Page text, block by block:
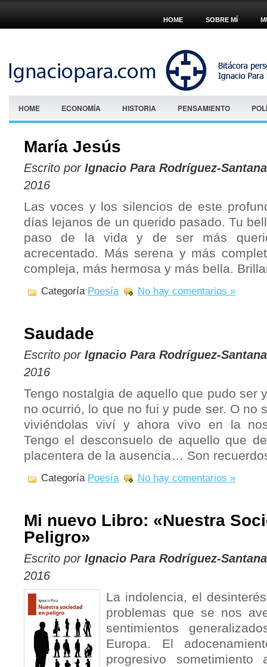
HOME SOBRE MÍ
HOME ECONOMÍA HISTORIA PENSAMIENTO
María Jesús
Escrito por Ignacio Para Rodríguez-Santana
2016
Las voces y los silencios de este
días lejanos de un querido pasado. Tu
paso de la vida y de ser más
acrecentado. Más serena y más
compleja, más hermosa y más bella.
Categoría Poesía No hay comentarios »
Saudade
Escrito por Ignacio Para Rodríguez-Santana
2016
Tengo nostalgia de aquello que pudo ser
no ocurrió, lo que no fui y pude ser. O no
viviéndolas viví y ahora vivo en la
Tengo el desconsuelo de aquello que
placentera de la ausencia… Son
Categoría Poesía No hay comentarios »
Mi nuevo Libro: «Nuestra
Peligro»
Escrito por Ignacio Para Rodríguez-Santana
2016
La indolencia, el
problemas que se nos
sentimientos
Europa. El
progresivo